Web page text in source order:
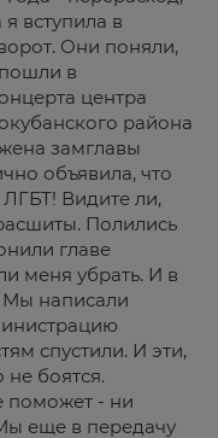
вступила в
Они поняли,
в
центра
района
замглавы
объявила, что
Видите ли,
Полились
главе
меня убрать. И в
Мы написали
спустили. И эти,
боятся.
поможет - ни
еще в передачу